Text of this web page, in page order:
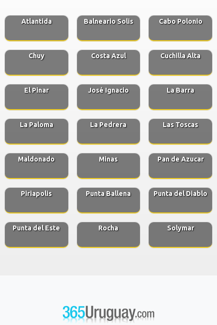
Atlantida Balneario Solis Cabo Polonio
Chuy Costa Azul Cuchilla Alta
El Pinar José Ignacio La Barra
La Paloma La Pedrera Las Toscas
Maldonado Minas Pan de Azucar
Piriapolis Punta Ballena Punta del Diablo
Punta del Este Rocha Solymar